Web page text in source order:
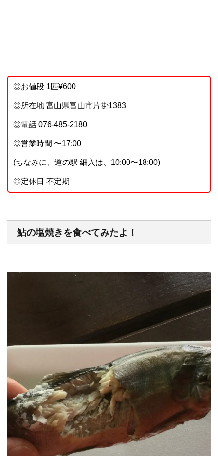
◎お値段 1匹¥600
◎所在地 富山県富山市片掛1383
◎電話 076-485-2180
◎営業時間 〜17:00
(ちなみに、道の駅 細入は、10:00〜18:00)
◎定休日 不定期
鮎の塩焼きを食べてみたよ！